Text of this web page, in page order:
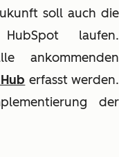
soll auch die
laufen.
ankommenden
erfasst werden.
der